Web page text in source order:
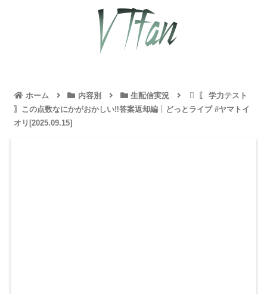
ホーム 内容別 生配信実況
〖 学力テスト
〗この点数なにかがおかしい‼答案返却編┊どっとライブ #ヤマトイ
オリ[2025.09.15]